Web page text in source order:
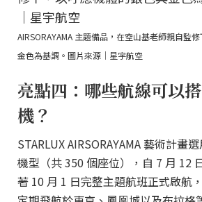
AIRSORAYAMA 主題備品，在空山基老師親自監
金色為基調。圖片來源｜星宇航空
亮點四：哪些航線可以
機？
STARLUX AIRSORAYAMA 藝術計畫
機型（共 350 個座位），自 7 月 12
著 10 月 1 日完整主題航班正式啟航